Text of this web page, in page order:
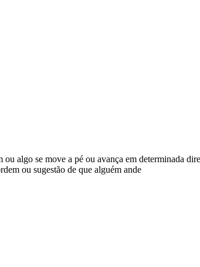
algo se move a pé ou avança em determinada
ou sugestão de que alguém ande